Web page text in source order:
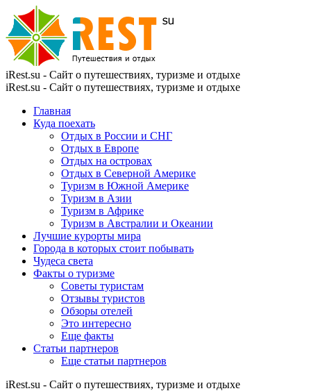
iRest.su - Сайт о путешествиях, туризме и отдыхе
iRest.su - Сайт о путешествиях, туризме и отдыхе
Главная
Куда поехать
Отдых в России и СНГ
Отдых в Европе
Отдых на островах
Отдых в Северной Америке
Туризм в Южной Америке
Туризм в Азии
Туризм в Африке
Туризм в Австралии и Океании
Лучшие курорты мира
Города в которых стоит побывать
Чудеса света
Факты о туризме
Советы туристам
Отзывы туристов
Обзоры отелей
Это интересно
Еще факты
Статьи партнеров
Еще статьи партнеров
iRest.su - Сайт о путешествиях, туризме и отдыхе